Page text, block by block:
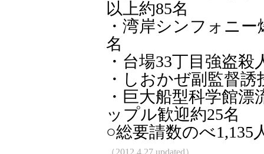
以上約85名
・湾岸シンフォニ
名
・台場33丁目強盗
・しおかぜ副監督
・巨大船型科学館
ップル歓迎約25名
○総要請数のべ1,135
（2012.4.27 updated）